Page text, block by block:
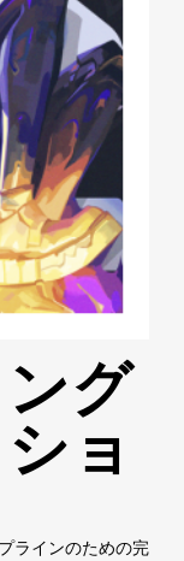
グ
ョ
ラインのための完